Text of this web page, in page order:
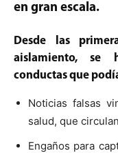
en gran escala.
Desde las
aislamiento, se
conductas que
Noticias falsas
salud, que
Engaños para